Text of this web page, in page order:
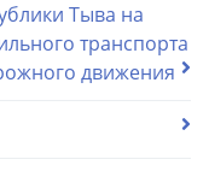
Тыва на
транспорта
движения